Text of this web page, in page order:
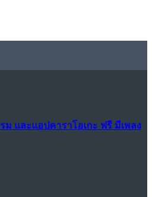
ม และแอปคาราโอเกะ ฟรี มีเพลง